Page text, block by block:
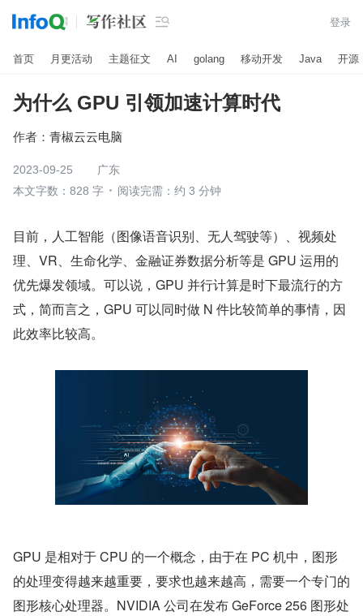
 登录
首页 月更活动 主题征文 AI golang 移动开发 Java 开源
为什么 GPU 引领加速计算时代
作者： 青椒云云电脑
2023-09-25
广东
本文字数：828 字
阅读完需：约 3 分钟
目前，人工智能（图像语音识别、无人驾驶等）、视频处
理、VR、生命化学、金融证券数据分析等是 GPU 运用的
优先爆发领域。可以说，GPU 并行计算是时下最流行的方
式，简而言之，GPU 可以同时做 N 件比较简单的事情，因
此效率比较高。
GPU 是相对于 CPU 的一个概念，由于在 PC 机中，图形
的处理变得越来越重要，要求也越来越高，需要一个专门的
图形核心处理器。NVIDIA 公司在发布 GeForce 256 图形处